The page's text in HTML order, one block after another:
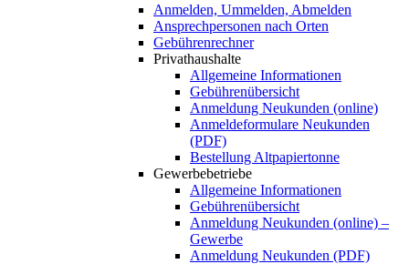
Anmelden, Ummelden, Abmelden
Ansprechpersonen nach Orten
Gebührenrechner
Privathaushalte
Allgemeine Informationen
Gebührenübersicht
Anmeldung Neukunden (online)
Anmeldeformulare Neukunden
(PDF)
Bestellung Altpapiertonne
Gewerbebetriebe
Allgemeine Informationen
Gebührenübersicht
Anmeldung Neukunden (online) –
Gewerbe
Anmeldung Neukunden (PDF)